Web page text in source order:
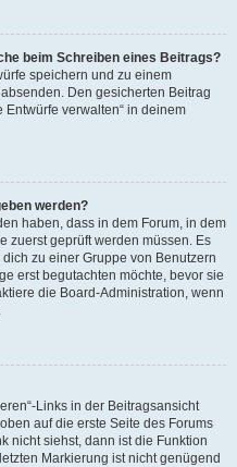
beim Schreiben eines Beitrags?
speichern und zu einem
Den gesicherten Beitrag
Entwürfe verwalten“ in deinem
werden?
haben, dass in dem Forum, in dem
zuerst geprüft werden müssen. Es
zu einer Gruppe von Benutzern
erst begutachten möchte, bevor sie
die Board-Administration, wenn
Links in der Beitragsansicht
auf die erste Seite des Forums
nicht siehst, dann ist die Funktion
Markierung ist nicht genügend